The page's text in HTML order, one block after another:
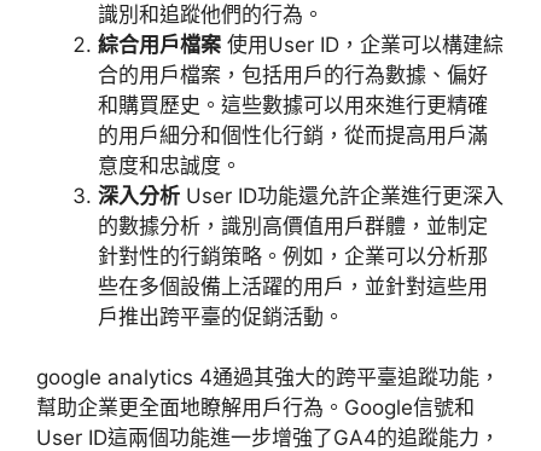
識別和追蹤他們的行為。
綜合用戶檔案 使用User ID ，企業可以構建綜
合的用戶檔案，包括用戶的行為數據、偏好
和購買歷史。這些數據可以用來進行更精確
的用戶細分和個性化行銷，從而提高用戶滿
意度和忠誠度。
深入分析 User ID功能還允許企業進行更深入
的數據分析，識別高價值用戶群體，並制定
針對性的行銷策略。例如，企業可以分析那
些在多個設備上活躍的用戶，並針對這些用
戶推出跨平臺的促銷活動。
google analytics 4通過其強大的跨平臺追蹤功能，
幫助企業更全面地瞭解用戶行為。 Google信號和
User ID這兩個功能進一步增強了GA4的追蹤能力，